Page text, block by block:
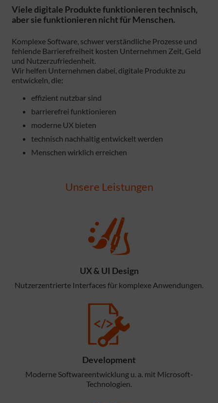
Viele digitale Produkte funktionieren technisch,
aber sie funktionieren nicht für Menschen.
Komplexe Software, schwer verständliche Prozesse und
fehlende Barrierefreiheit kosten Unternehmen Zeit, Geld
und Nutzerzufriedenheit.
Wir helfen Unternehmen dabei, digitale Produkte zu
entwickeln, die:
effizient nutzbar sind
barrierefrei funktionieren
moderne UX bieten
technisch nachhaltig entwickelt werden
Menschen wirklich erreichen
Unsere Leistungen
UX & UI Design
Nutzerzentrierte Interfaces für komplexe Anwendungen.
Development
Moderne Softwareentwicklung u. a. mit Microsoft-
Technologien.